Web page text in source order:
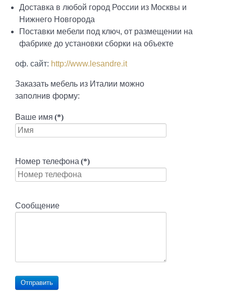
Доставка в любой город России из Москвы и
Нижнего Новгорода
Поставки мебели под ключ, от размещении на
фабрике до установки сборки на объекте
оф. сайт: http://www.lesandre.it
Заказать мебель из Италии можно
заполнив форму:
Ваше имя (*)
Номер телефона (*)
Сообщение
Отправить